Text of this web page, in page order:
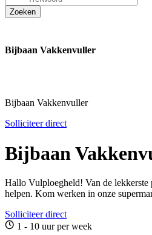
Bijbaan Vakkenvuller
Bijbaan Vakkenvuller
Solliciteer direct
Bijbaan
Hallo Vulploegheld! Van de lekkerste
helpen. Kom werken in onze
Solliciteer direct
1 - 10 uur per week